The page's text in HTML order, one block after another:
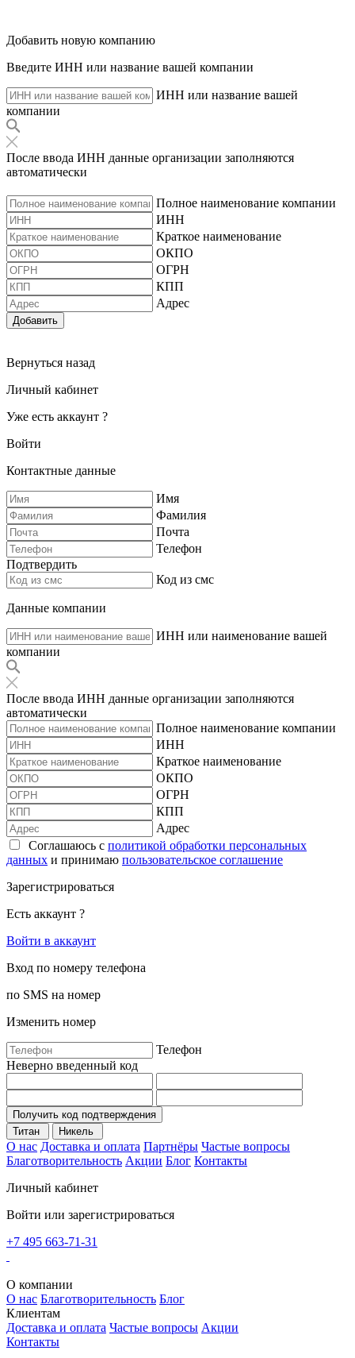
Добавить новую компанию
Введите ИНН или название вашей компании
ИНН или название вашей
компании
После ввода ИНН данные организации заполняются
автоматически
Полное наименование компании
ИНН
Краткое наименование
ОКПО
ОГРН
КПП
Адрес
Добавить
Вернуться назад
Личный кабинет
Уже есть аккаунт ?
Войти
Контактные данные
Имя
Фамилия
Почта
Телефон
Подтвердить
Код из смс
Данные компании
ИНН или наименование вашей
компании
После ввода ИНН данные организации заполняются
автоматически
Полное наименование компании
ИНН
Краткое наименование
ОКПО
ОГРН
КПП
Адрес
Соглашаюсь с политикой обработки персональных
данных и принимаю пользовательское соглашение
Зарегистрироваться
Есть аккаунт ?
Войти в аккаунт
Вход по номеру телефона
по SMS на номер
Изменить номер
Телефон
Неверно введенный код
Получить код подтверждения
Титан
Никель
О нас Доставка и оплата Партнёры Частые вопросы
Благотворительность Акции Блог Контакты
Личный кабинет
Войти или зарегистрироваться
+7 495 663-71-31
О компании
О нас Благотворительность Блог
Клиентам
Доставка и оплата Частые вопросы Акции
Контакты